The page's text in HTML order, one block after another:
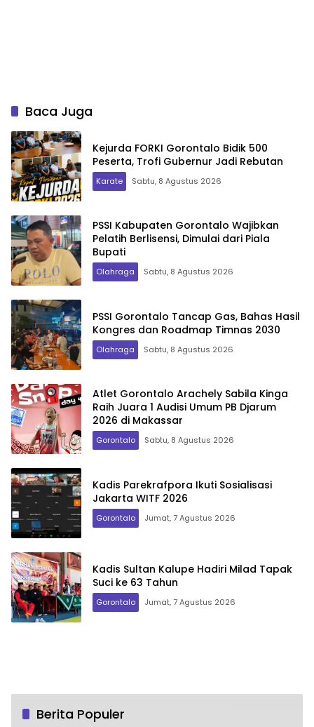
Baca Juga
Kejurda FORKI Gorontalo Bidik 500
Peserta, Trofi Gubernur Jadi Rebutan
Karate Sabtu, 8 Agustus 2026
PSSI Kabupaten Gorontalo Wajibkan
Pelatih Berlisensi, Dimulai dari Piala
Bupati
Olahraga Sabtu, 8 Agustus 2026
PSSI Gorontalo Tancap Gas, Bahas Hasil
Kongres dan Roadmap Timnas 2030
Olahraga Sabtu, 8 Agustus 2026
Atlet Gorontalo Arachely Sabila Kinga
Raih Juara 1 Audisi Umum PB Djarum
2026 di Makassar
Gorontalo Sabtu, 8 Agustus 2026
Kadis Parekrafpora Ikuti Sosialisasi
Jakarta WITF 2026
Gorontalo Jumat, 7 Agustus 2026
Kadis Sultan Kalupe Hadiri Milad Tapak
Suci ke 63 Tahun
Gorontalo Jumat, 7 Agustus 2026
Berita Populer